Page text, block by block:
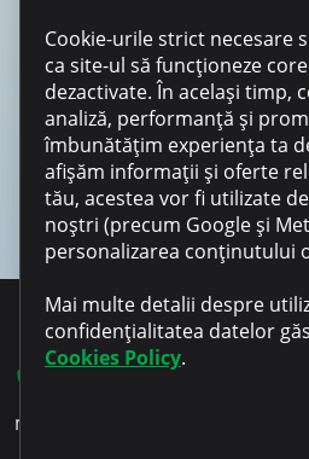
Cookie-urile strict necesare
ca site-ul să funcționeze
dezactivate. În același timp,
analiză, performanță și
îmbunătățim experiența ta
afișăm informații și oferte
tău, acestea vor fi utilizate
noștri (precum Google și
personalizarea conținutului
Mai multe detalii despre
confidențialitatea datelor
Cookies Policy.
022 801 701
microinvest@microinvest.md